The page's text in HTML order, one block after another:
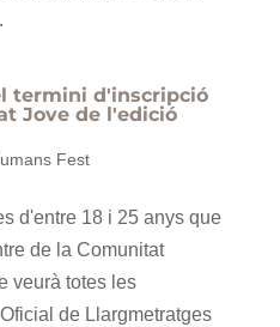
termini d'inscripció
Jove de l'edició
Fest
d'entre 18 i 25 anys que
de la Comunitat
veurà totes les
de Llargmetratges